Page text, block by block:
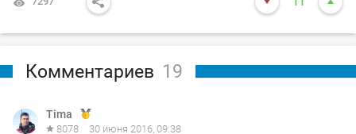
Комментариев 19
Tima
8078 30 июня 2016, 09:38